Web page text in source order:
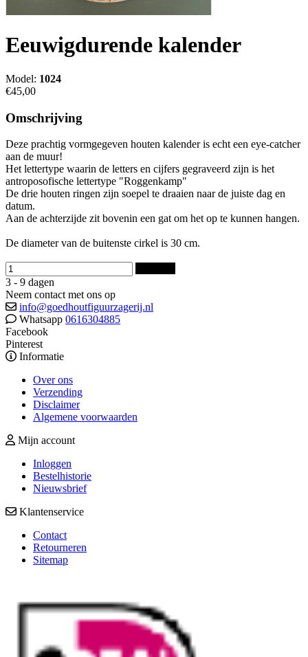
Eeuwigdurende kalender
Model: 1024
€45,00
Omschrijving
Deze prachtig vormgegeven houten kalender is echt een eye-catcher
aan de muur!
Het lettertype waarin de letters en cijfers gegraveerd zijn is het
antroposofische lettertype "Roggenkamp"
De drie houten ringen zijn soepel te draaien naar de juiste dag en
datum.
Aan de achterzijde zit bovenin een gat om het op te kunnen hangen.
De diameter van de buitenste cirkel is 30 cm.
3 - 9 dagen
Neem contact met ons op
info@goedhoutfiguurzagerij.nl
Whatsapp 0616304885
Facebook
Pinterest
Informatie
Over ons
Verzending
Disclaimer
Algemene voorwaarden
Mijn account
Inloggen
Bestelhistorie
Nieuwsbrief
Klantenservice
Contact
Retourneren
Sitemap